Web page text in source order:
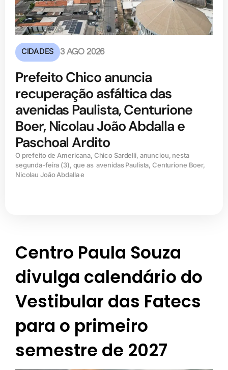
CIDADES 3 AGO 2026
Prefeito Chico anuncia
recuperação asfáltica das
avenidas Paulista, Centurione
Boer, Nicolau João Abdalla e
Paschoal Ardito
O prefeito de Americana, Chico Sardelli, anunciou, nesta
segunda-feira (3), que as avenidas Paulista, Centurione Boer,
Nicolau João Abdalla e
Centro Paula Souza
divulga calendário do
Vestibular das Fatecs
para o primeiro
semestre de 2027